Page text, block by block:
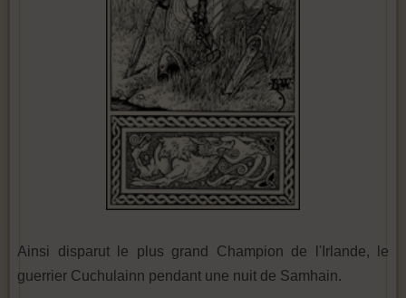
Ainsi disparut le plus grand Champion de l'Irlande, le
guerrier Cuchulainn pendant une nuit de Samhain.